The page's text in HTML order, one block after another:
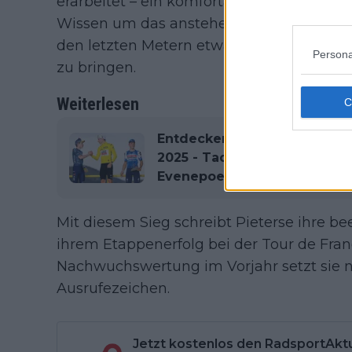
Wissen um das anstehende Cross-
den letzten Metern etwas zurück, ohne
zu bringen.
Weiterlesen
Entdecken Sie die Startliste
2025 - Tadej Pogacar,
Evenepoel führen das mit
Mit diesem Sieg schreibt Pieterse ihre
ihrem Etappenerfolg bei der Tour de
Nachwuchswertung im Vorjahr setzt sie
Ausrufezeichen.
Jetzt kostenlos den